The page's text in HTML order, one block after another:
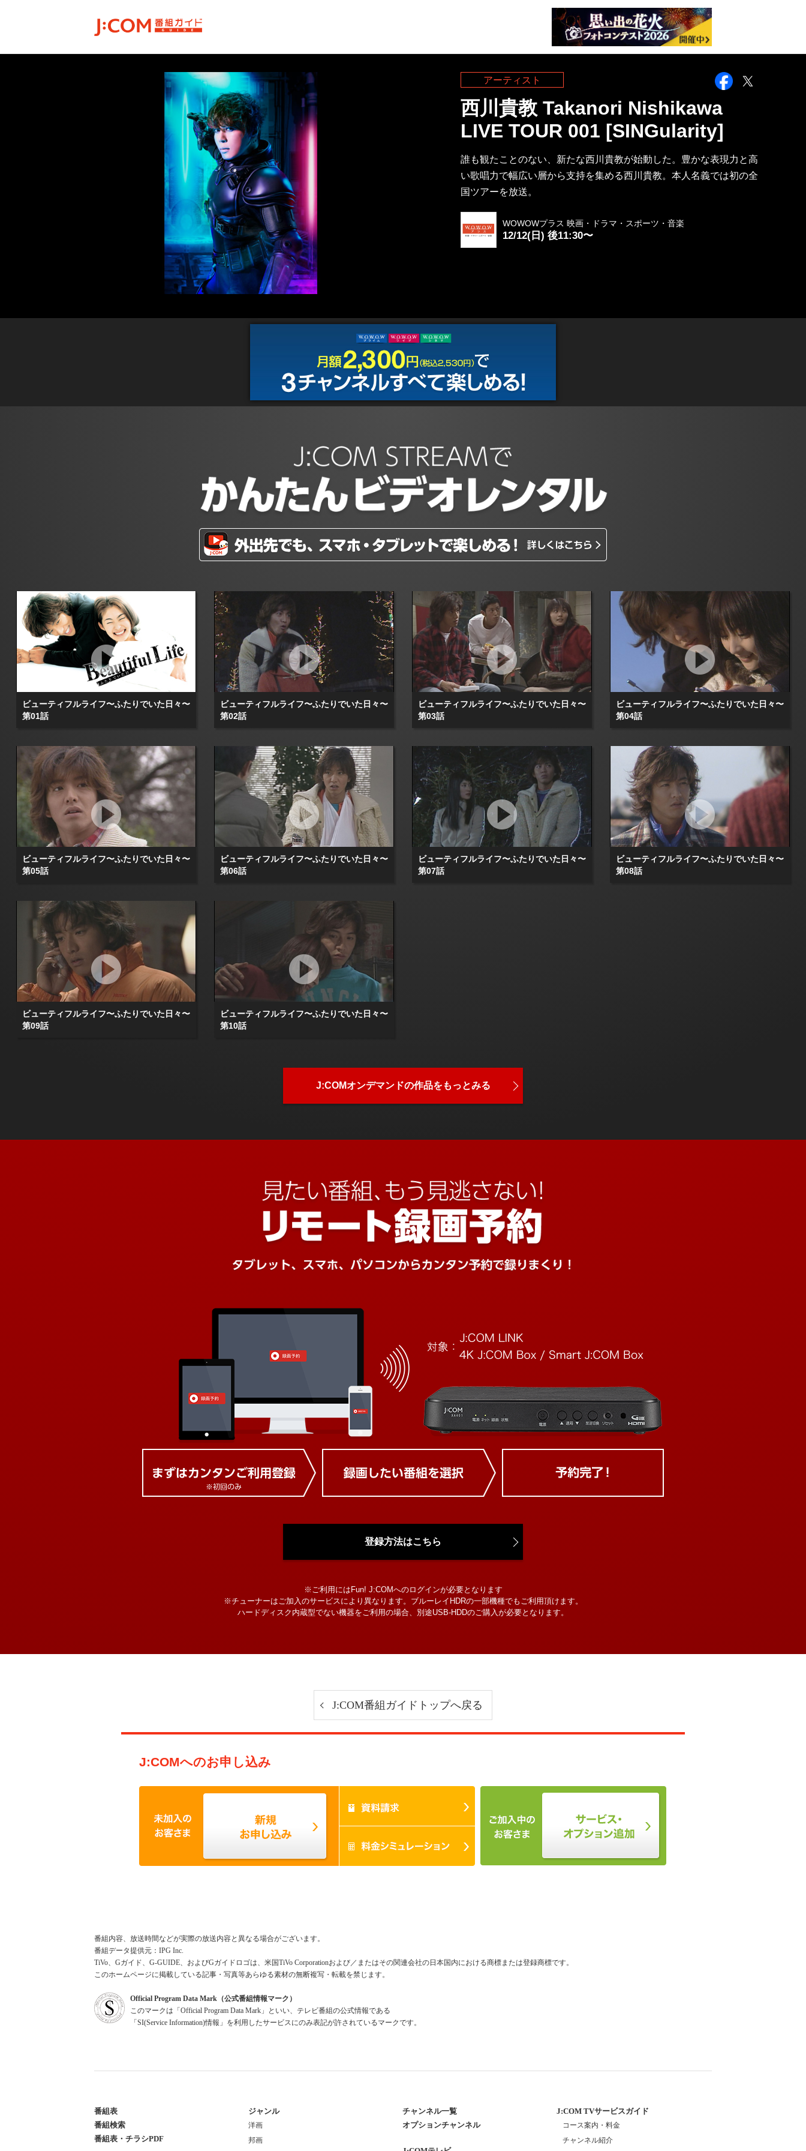
アーティスト
西川貴教 Takanori Nishikawa
LIVE TOUR 001 [SINGularity]
誰も観たことのない、新たな西川貴教が始動した。豊かな表現力と高
い歌唱力で幅広い層から支持を集める西川貴教。本人名義では初の全
国ツアーを放送。
WOWOWプラス 映画・ドラマ・スポーツ・音楽
12/12(日) 後11:30〜
Facebook
ビューティフルライフ〜ふたりでいた日々〜
第01話
ビューティフルライフ〜ふたりでいた日々〜
第02話
ビューティフルライフ〜ふたりでいた日々〜
第03話
ビューティフルライフ〜ふたりでいた日々〜
第04話
ビューティフルライフ〜ふたりでいた日々〜
第05話
ビューティフルライフ〜ふたりでいた日々〜
第06話
ビューティフルライフ〜ふたりでいた日々〜
第07話
ビューティフルライフ〜ふたりでいた日々〜
第08話
ビューティフルライフ〜ふたりでいた日々〜
第09話
ビューティフルライフ〜ふたりでいた日々〜
第10話
J:COMオンデマンドの作品をもっとみる
登録方法はこちら
※ご利用にはFun! J:COMへのログインが必要となります
※チューナーはご加入のサービスにより異なります。ブルーレイHDRの一部機種でもご利用頂けます。
ハードディスク内蔵型でない機器をご利用の場合、別途USB-HDDのご購入が必要となります。
J:COM番組ガイドトップへ戻る
J:COMへのお申し込み
番組内容、放送時間などが実際の放送内容と異なる場合がございます。
番組データ提供元：IPG Inc.
TiVo、Gガイド、G-GUIDE、およびGガイドロゴは、米国TiVo Corporationおよび／またはその関連会社の日本国内における商標または登録商標です。
このホームページに掲載している記事・写真等あらゆる素材の無断複写・転載を禁じます。
Official Program Data Mark（公式番組情報マーク）
このマークは「Official Program Data Mark」といい、テレビ番組の公式情報である
「SI(Service Information)情報」を利用したサービスにのみ表記が許されているマークです。
番組表
番組検索
番組表・チラシPDF
ジャンル
洋画
邦画
チャンネル一覧
オプションチャンネル
J:COM TVサービスガイド
コース案内・料金
チャンネル紹介